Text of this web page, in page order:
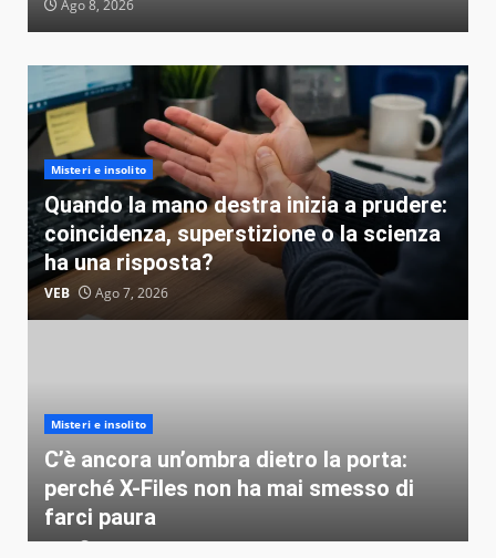
Misteri e insolito
Quando la mano destra inizia a prudere:
coincidenza, superstizione o la scienza
ha una risposta?
VEB Ago 7, 2026
Misteri e insolito
C’è ancora un’ombra dietro la porta:
perché X-Files non ha mai smesso di
farci paura
VEB Ago 4, 2026
Ago 8, 2026